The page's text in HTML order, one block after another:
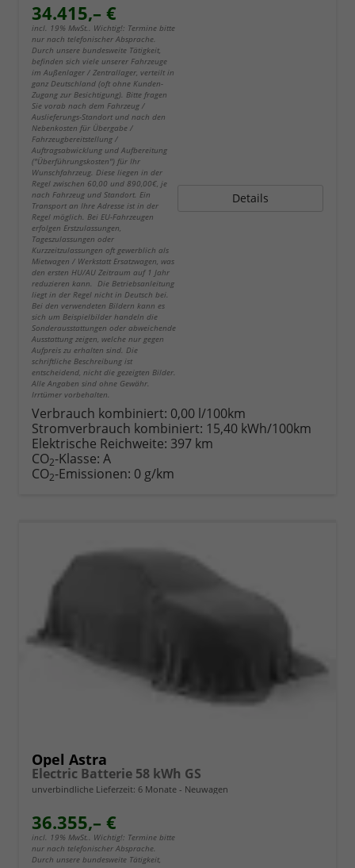
34.415,– €
incl. 19% MwSt.. Wichtig!: Termine bitte
nur nach telefonischer Absprache.
Durch unsere bundesweite Tätigkeit,
befinden sich viele unserer Fahrzeuge
im Außenlager / Zentrallager, verteilt in
ganz Deutschland (oft ohne Kunden-
Zugang zur Besichtigung). Bitte fragen
Sie vorab nach dem Fahrzeug /
Auslieferungs-Standort und nach den
Nebenkosten für Übergabe /
Fahrzeugbereitstellung /
Auftragsabwicklung und Aufbereitung
("Überführungskosten") für Ihr
Wunschfahrzeug. Diese liegen in der
Regel zwischen 60,00 und 890,00€, je
nach Fahrzeug und Standort. Ein
Transport an Ihre Adresse ist in der
Regel möglich. Bei EU-Fahrzeugen
erfolgen Erstzulassungen,
Tageszulassungen oder
Kurzzeitzulassungen oft gewerblich als
Mietwagen / Werkstatt Ersatzwagen, was
den ersten HU/AU Zeitraum auf 1 Jahr
reduzieren kann. Die Betriebsanleitung
liegt in der Regel nicht in Deutsch bei.
Bei den verwendeten Bildern kann es
sich um Beispielbilder handeln die
Sonderausstattungen oder abweichende
Ausstattung zeigen, welche nur gegen
Aufpreis zu erhalten sind. Die
schriftliche Beschreibung ist
entscheidend, nicht die gezeigten Bilder.
Alle Angaben sind ohne Gewähr.
Irrtümer vorbehalten.
Details
Verbrauch kombiniert: 0,00 l/100km
Stromverbrauch kombiniert: 15,40 kWh/100km
Elektrische Reichweite: 397 km
CO2-Klasse: A
CO2-Emissionen: 0 g/km
Opel Astra
Electric Batterie 58 kWh GS
unverbindliche Lieferzeit: 6 Monate Neuwagen
36.355,– €
incl. 19% MwSt.. Wichtig!: Termine bitte
nur nach telefonischer Absprache.
Durch unsere bundesweite Tätigkeit,